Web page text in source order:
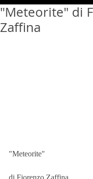
"Meteorite" di
Zaffina
"Meteorite"